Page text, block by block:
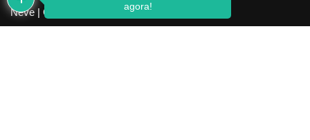
Neve| Criado com WordPress
agora!